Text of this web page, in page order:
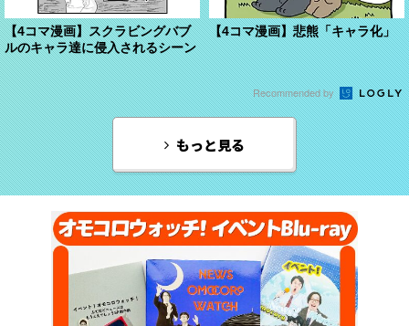
【4コマ漫画】スクラビングバブ
ルのキャラ達に侵入されるシーン
【4コマ漫画】悲熊「キャラ化」
Recommended by
もっと見る